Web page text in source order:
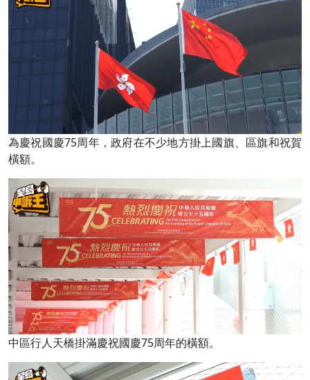
為慶祝國慶75周年，政府在不少地方掛上國旗、區旗和祝賀
橫額。
中區行人天橋掛滿慶祝國慶75周年的橫額。